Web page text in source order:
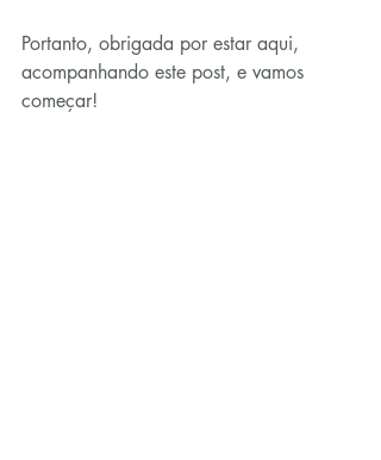
Portanto, obrigada por estar aqui,
acompanhando este post, e vamos
começar!